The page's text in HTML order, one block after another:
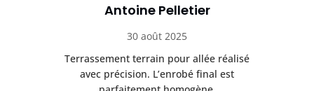
Sarah Brunet
12 octobre 2025
Très bon travail sur le goudronnage de
parking. Surface résistante et bien